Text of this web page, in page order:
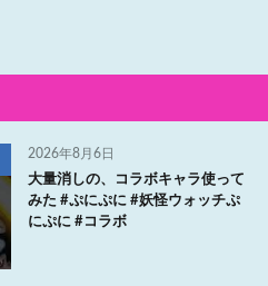
2026年8月6日
大量消しの、コラボキャラ使って
みた #ぷにぷに #妖怪ウォッチぷ
にぷに #コラボ